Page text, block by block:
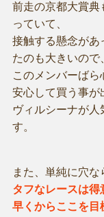
前走の京都大賞典
っていて、
接触する懸念があ
たのも大きいので
このメンバーばら
安心して買う事が
ヴィルシーナが
す。
また、単純に穴な
タフなレースは得
早くからここを目